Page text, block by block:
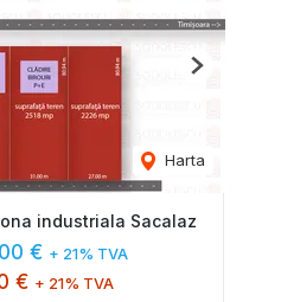
Harta
Next
industriala Sacalaz
€ + 21% TVA
€ + 21% TVA